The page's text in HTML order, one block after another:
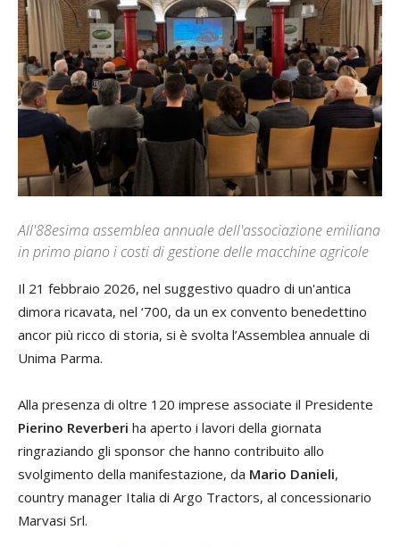
All'88esima assemblea annuale dell'associazione emiliana
in primo piano i costi di gestione delle macchine agricole
Il 21 febbraio 2026, nel suggestivo quadro di un'antica
dimora ricavata, nel ‘700, da un ex convento benedettino
ancor più ricco di storia, si è svolta l’Assemblea annuale di
Unima Parma.
Alla presenza di oltre 120 imprese associate il Presidente
Pierino Reverberi ha aperto i lavori della giornata
ringraziando gli sponsor che hanno contribuito allo
svolgimento della manifestazione, da Mario Danieli,
country manager Italia di Argo Tractors, al concessionario
Marvasi Srl.